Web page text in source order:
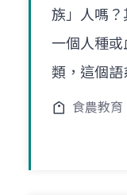
族」人嗎
一個人種
類，這個語
食農教育